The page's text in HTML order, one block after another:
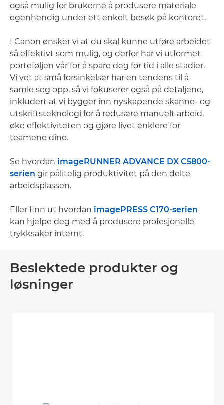
også mulig for brukerne å produsere materiale
egenhendig under ett enkelt besøk på kontoret.
I Canon ønsker vi at du skal kunne utføre arbeidet
så effektivt som mulig, og derfor har vi utformet
porteføljen vår for å spare deg for tid i alle stadier.
Vi vet at små forsinkelser har en tendens til å
samle seg opp, så vi fokuserer også på detaljene,
inkludert at vi bygger inn nyskapende skanne- og
utskriftsteknologi for å redusere manuelt arbeid,
øke effektiviteten og gjøre livet enklere for
teamene dine.
Se hvordan imageRUNNER ADVANCE DX C5800-
serien gir pålitelig produktivitet på den delte
arbeidsplassen.
Eller finn ut hvordan imagePRESS C170-serien
kan hjelpe deg med å produsere profesjonelle
trykksaker internt.
Beslektede produkter og
løsninger